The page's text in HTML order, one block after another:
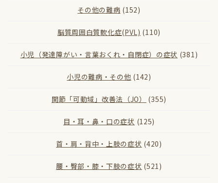
その他の難病 (152)
脳質周囲白質軟化症(PVL) (110)
小児（発達障がい・言葉おくれ・自閉症）の症状 (381)
小児の難病・その他 (142)
関節「可動域」改善法（JO） (355)
目・耳・鼻・口の症状 (125)
首・肩・背中・上肢の症状 (420)
腰・臀部・膝・下肢の症状 (521)